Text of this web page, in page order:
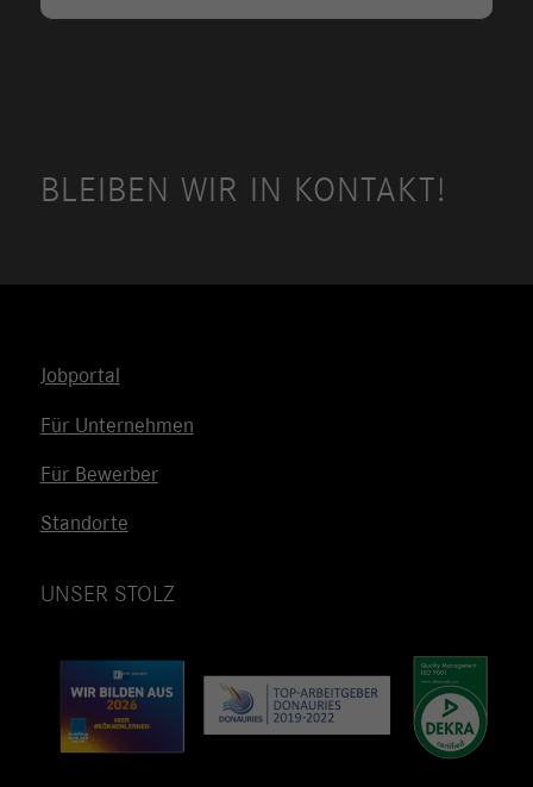
BLEIBEN WIR IN KONTAKT!
Jobportal
Für Unternehmen
Für Bewerber
Standorte
UNSER STOLZ